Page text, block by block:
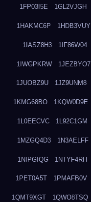
1FP03I5E 1GL2VJGH
1HAKMC6P 1HDB3VUY
1IASZ8H3 1IF86W04
1IWGPKRW 1JEZBYO7
1JUOBZ9U 1JZ9UNM8
1KMG68BO 1KQW0D9E
1L0EECVC 1L92C1GM
1MZGQ4D3 1N3AELFF
1NIPGIQG 1NTYF4RH
1PET0A5T 1PMAFB0V
1QMT9XGT 1QWO8TSQ